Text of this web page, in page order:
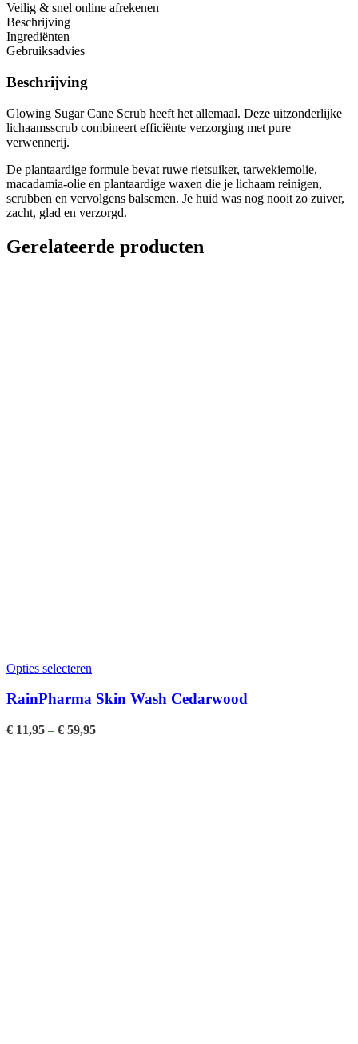
Veilig & snel online afrekenen
Beschrijving
Ingrediënten
Gebruiksadvies
Beschrijving
Glowing Sugar Cane Scrub heeft het allemaal. Deze uitzonderlijke
lichaamsscrub combineert efficiënte verzorging met pure
verwennerij.
De plantaardige formule bevat ruwe rietsuiker, tarwekiemolie,
macadamia-olie en plantaardige waxen die je lichaam reinigen,
scrubben en vervolgens balsemen. Je huid was nog nooit zo zuiver,
zacht, glad en verzorgd.
Gerelateerde producten
Opties selecteren
RainPharma Skin Wash Cedarwood
€ 11,95 – € 59,95